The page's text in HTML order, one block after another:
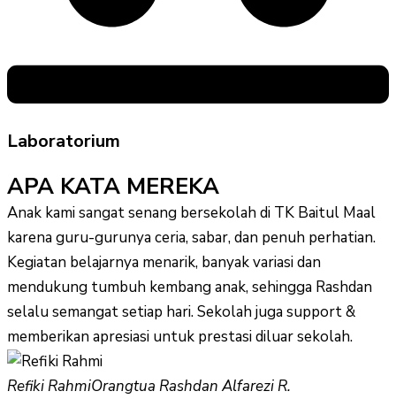
Laboratorium
APA KATA MEREKA
Anak kami sangat senang bersekolah di TK Baitul Maal
karena guru-gurunya ceria, sabar, dan penuh perhatian.
Kegiatan belajarnya menarik, banyak variasi dan
mendukung tumbuh kembang anak, sehingga Rashdan
selalu semangat setiap hari. Sekolah juga support &
memberikan apresiasi untuk prestasi diluar sekolah.
Refiki RahmiOrangtua Rashdan Alfarezi R.